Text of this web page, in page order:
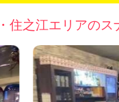
住之江エリアのス